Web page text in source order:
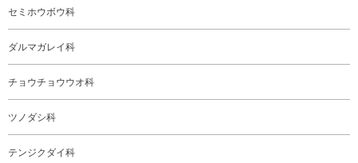
セミホウボウ科
ダルマガレイ科
チョウチョウウオ科
ツノダシ科
テンジクダイ科